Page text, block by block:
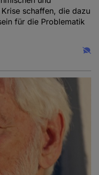
schaffen, die dazu
für die Problematik